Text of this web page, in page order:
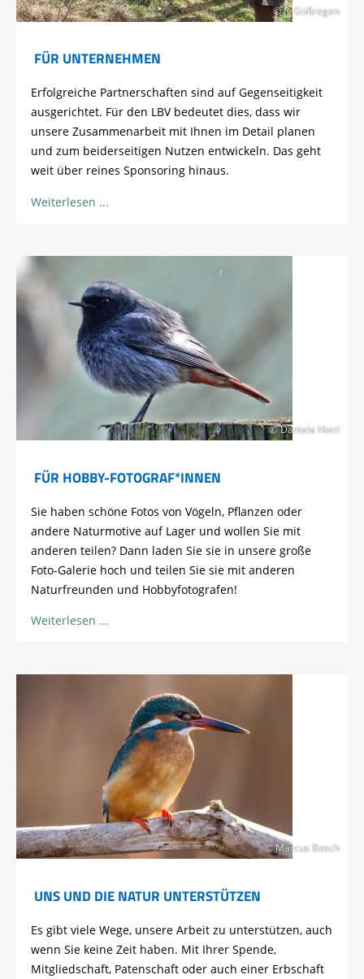
© R. Güßregen
FÜR UNTERNEHMEN
Erfolgreiche Partnerschaften sind auf Gegenseitigkeit
ausgerichtet. Für den LBV bedeutet dies, dass wir
unsere Zusammenarbeit mit Ihnen im Detail planen
und zum beiderseitigen Nutzen entwickeln. Das geht
weit über reines Sponsoring hinaus.
Weiterlesen
© Daniela Hierl
FÜR HOBBY-FOTOGRAF*INNEN
Sie haben schöne Fotos von Vögeln, Pflanzen oder
andere Naturmotive auf Lager und wollen Sie mit
anderen teilen? Dann laden Sie sie in unsere große
Foto-Galerie hoch und teilen Sie sie mit anderen
Naturfreunden und Hobbyfotografen!
Weiterlesen
© Marcus Bosch
UNS UND DIE NATUR UNTERSTÜTZEN
Es gibt viele Wege, unsere Arbeit zu unterstützen, auch
wenn Sie keine Zeit haben. Mit Ihrer Spende,
Mitgliedschaft, Patenschaft oder auch einer Erbschaft